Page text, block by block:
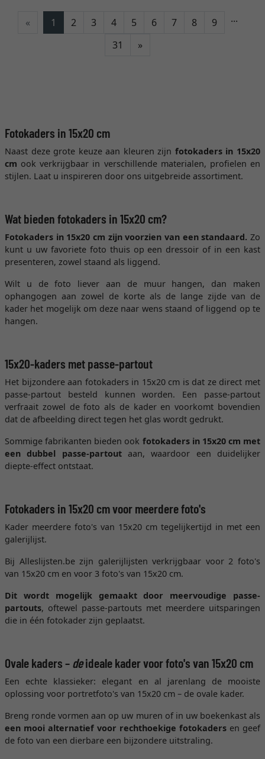
« 1 2 3 4 5 6 7 8 9 ...
31 »Verder
Fotokaders in 15x20 cm
Naast deze grote keuze aan kleuren zijn fotokaders in 15x20
cm ook verkrijgbaar in verschillende materialen, profielen en
stijlen. Laat u inspireren door ons uitgebreide assortiment.
Wat bieden fotokaders in 15x20 cm?
Fotokaders in 15x20 cm zijn voorzien van een standaard. Zo
kunt u uw favoriete foto thuis op een dressoir of in een kast
presenteren, zowel staand als liggend.
Wilt u de foto liever aan de muur hangen, dan maken
ophangogen aan zowel de korte als de lange zijde van de
kader het mogelijk om deze naar wens staand of liggend op te
hangen.
15x20-kaders met passe-partout
Het bijzondere aan fotokaders in 15x20 cm is dat ze direct met
passe-partout besteld kunnen worden. Een passe-partout
verfraait zowel de foto als de kader en voorkomt bovendien
dat de afbeelding direct tegen het glas wordt gedrukt.
Sommige fabrikanten bieden ook fotokaders in 15x20 cm met
een dubbel passe-partoutaan, waardoor een duidelijker
diepte-effect ontstaat.
Fotokaders in 15x20 cm voor meerdere foto's
Kader meerdere foto's van 15x20 cm tegelijkertijd in met een
galerijlijst.
Bij Alleslijsten.be zijn galerijlijsten verkrijgbaar voor 2 foto's
van 15x20 cm en voor 3 foto's van 15x20 cm.
Dit wordt mogelijk gemaakt door meervoudige passe-
partouts, oftewel passe-partouts met meerdere uitsparingen
die in één fotokader zijn geplaatst.
Ovale kaders –deideale kader voor foto's van 15x20 cm
Een echte klassieker: elegant en al jarenlang de mooiste
oplossing voor portretfoto's van 15x20 cm – de ovale kader.
Breng ronde vormen aan op uw muren of in uw boekenkast als
een mooi alternatief voor rechthoekige fotokaders en geef
de foto van een dierbare een bijzondere uitstraling.